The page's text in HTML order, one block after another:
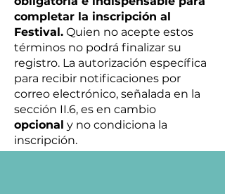
completar la inscripción al
Festival. Quien no acepte estos
términos no podrá finalizar su
registro. La autorización específica
para recibir notificaciones por
correo electrónico, señalada en la
sección II.6, es en cambio
opcional y no condiciona la
inscripción.